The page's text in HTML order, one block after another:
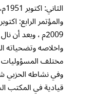
2009م ، وبعد
واخلاصه وتضحياته
مختلف المسؤوليات
وفي نشاطه الحزبي
قيادية في المكتب